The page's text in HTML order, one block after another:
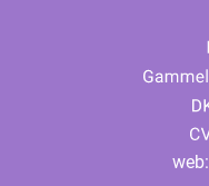
web: